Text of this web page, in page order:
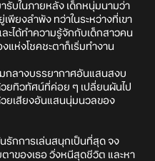
บในภายหลัง เด็กหนุ่มนามว่า
พียงลำพัง ทว่าในระหว่างที่เขา
ได้ทำความรู้จักกับเด็กสาวคน
แห่งโชคชะตาก็เริ่มทำงาน
กลางบรรยากาศอันแสนสงบ
ยทิวทัศน์ที่ค่อย ๆ เปลี่ยนผันไป
วยเสียงอันแสนนุ่มนวลของ
รักการเล่นสนุกเป็นที่สุด จง
าของเธอ วิ่งหนีสุดชีวิต และหา